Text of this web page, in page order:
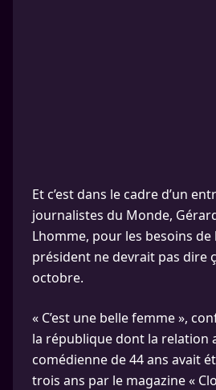
Et c’est dans le cadre d’un
journalistes du Monde,
Lhomme, pour les besoins de
président ne devrait pas dire
octobre.
« C’est une belle femme »,
la république dont la relation
comédienne de 44 ans avait
trois ans par le magazine «